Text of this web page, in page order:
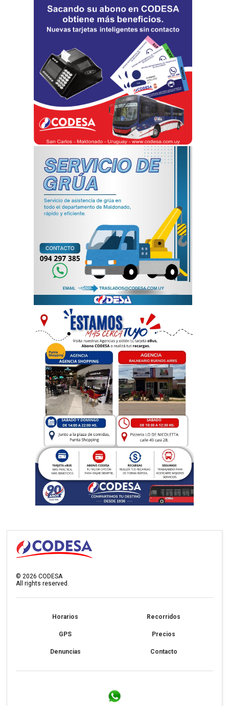
© 2026 CODESA
All rights reserved.
Horarios Recorridos
GPS Precios
Denuncias Contacto